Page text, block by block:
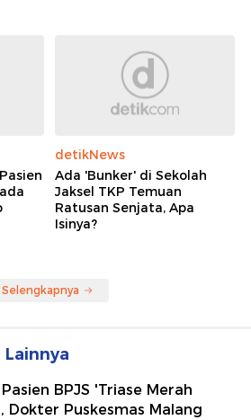
detikNews
Ada 'Bunker' di Sekolah
Jaksel TKP Temuan
Ratusan Senjata, Apa
Isinya?
Selengkapnya
BPJS 'Triase Merah
Dokter Puskesmas Malang